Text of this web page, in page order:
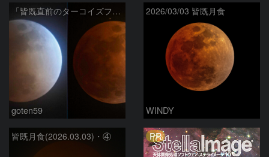
「皆既直前のターコイズフリンジ」と「皆既中の月」
goten59
2026/03/03 皆既月食
WINDY
皆既月食(2026.03.03)・④ PR